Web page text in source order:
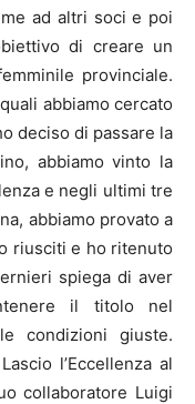
ad altri soci e poi
di creare un
provinciale.
abbiamo cercato
deciso di passare la
abbiamo vinto la
e negli ultimi tre
abbiamo provato a
riusciti e ho ritenuto
spiega di aver
il titolo nel
condizioni giuste.
l’Eccellenza al
collaboratore Luigi